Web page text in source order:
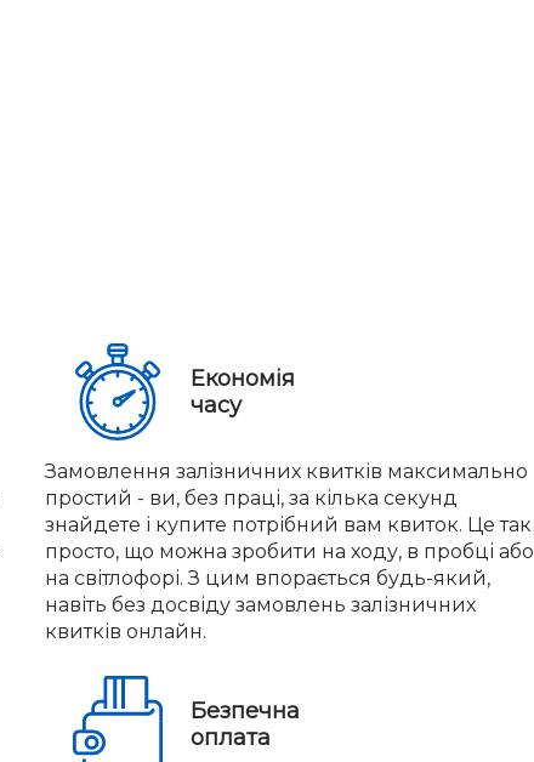
Економія
часу
Замовлення залізничних квитків максимально
простий - ви, без праці, за кілька секунд
знайдете і купите потрібний вам квиток. Це так
просто, що можна зробити на ходу, в пробці або
на світлофорі. З цим впорається будь-який,
навіть без досвіду замовлень залізничних
квитків онлайн.
Безпечна
оплата